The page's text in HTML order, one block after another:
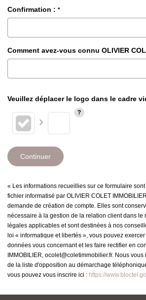
Confirmation : *
Comment avez-vous connu OLIVIER
Veuillez déplacer le logo dans le cadre
Continuer
« Les informations recueillies sur ce formulaire
fichier informatisé par OLIVIER COLET
demande de création de compte. Elles sont
nécessaire à la gestion de la relation client dans le
légales applicables et sont destinées à nos
loi « informatique et libertés », vous pouvez
données vous concernant et les faire rectifier en
IMMOBILIER, ocolet@coletimmobilier.fr. Nous vous
de la liste d'opposition au démarchage
vous pouvez vous inscrire ici : https://